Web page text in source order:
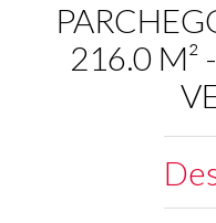
216.0 M²